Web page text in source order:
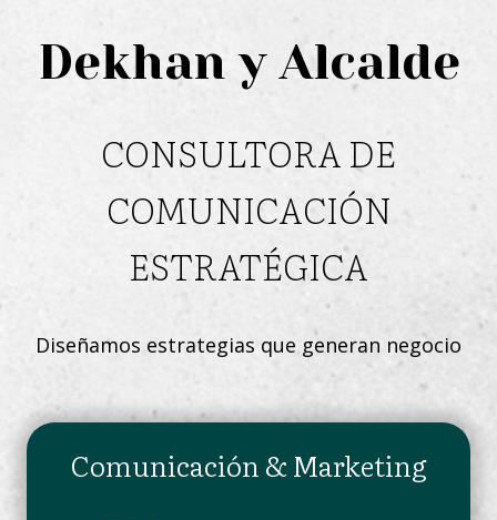
contenido
Dekhan y Alcalde
CONSULTORA DE
COMUNICACIÓN
ESTRATÉGICA
Diseñamos estrategias que generan negocio
Comunicación & Marketing